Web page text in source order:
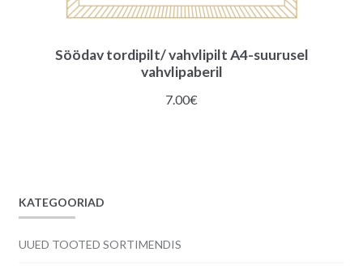
Söödav tordipilt/ vahvlipilt A4-suurusel
vahvlipaberil
7.00€
KATEGOORIAD
UUED TOOTED SORTIMENDIS